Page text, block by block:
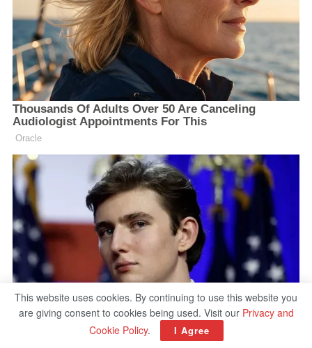
This website uses cookies. By continuing to use this website you
are giving consent to cookies being used. Visit our Privacy and
Cookie Policy. I Agree